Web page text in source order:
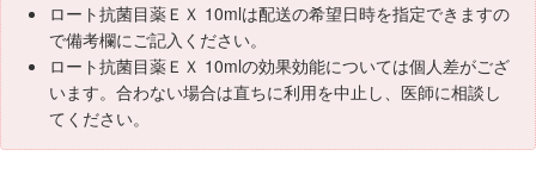
ロート抗菌目薬ＥＸ 10mlは配送の希望日時を指定できますの
で備考欄にご記入ください。
ロート抗菌目薬ＥＸ 10mlの効果効能については個人差がござ
います。合わない場合は直ちに利用を中止し、医師に相談し
てください。